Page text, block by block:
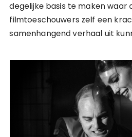
degelijke basis te maken waar
filmtoeschouwers zelf een
samenhangend verhaal uit